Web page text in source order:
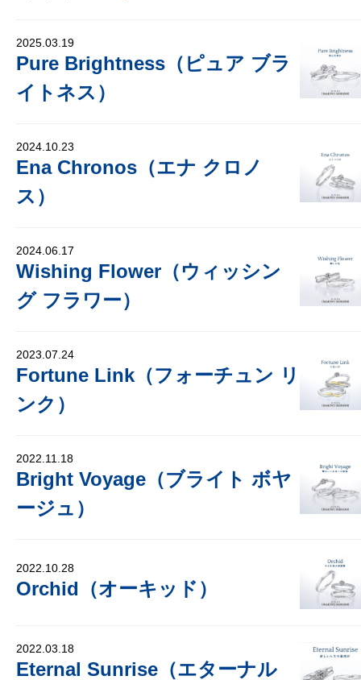
2025.03.19
Pure Brightness（ピュア ブラ
イトネス）
2024.10.23
Ena Chronos（エナ クロノ
ス）
2024.06.17
Wishing Flower（ウィッシン
グ フラワー）
2023.07.24
Fortune Link（フォーチュン リ
ンク）
2022.11.18
Bright Voyage（ブライト ボヤ
ージュ）
2022.10.28
Orchid（オーキッド）
2022.03.18
Eternal Sunrise（エターナル